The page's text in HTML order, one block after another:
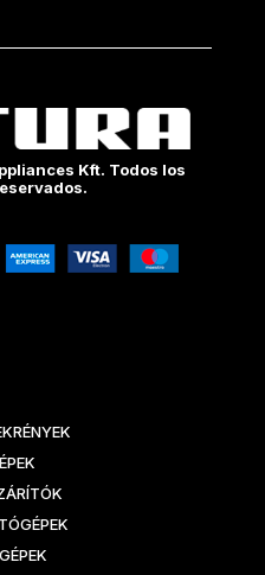
Kft. Todos los